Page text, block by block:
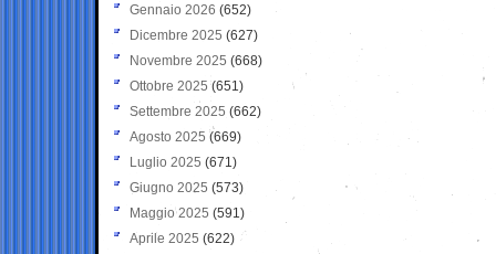
Gennaio 2026 (652)
Dicembre 2025 (627)
Novembre 2025 (668)
Ottobre 2025 (651)
Settembre 2025 (662)
Agosto 2025 (669)
Luglio 2025 (671)
Giugno 2025 (573)
Maggio 2025 (591)
Aprile 2025 (622)